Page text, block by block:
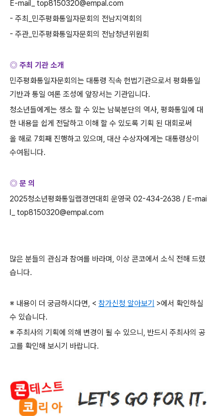
E-mail_ top8150320@empal.com
- 주최
민주평화통일자문회의 전남지역회의
- 주관 민주평화통일자문회의 전남청년위원회
◎ 주최 기관 소개
민주평화통일자문회의는 대통령 직속 헌법기관으로서 평화통일
기반과 통일 여론 조성에 앞장서는 기관입니다.
청소년들에게는 생소 할 수 있는 남북분단의 역사, 평화통일에 대
한 내용을 쉽게 전달하고 이해 할 수 있도록 기획 된 대회로써
올 해로 7회째 진행하고 있으며, 대산 수상자에게는 대통령상이
수여됩니다.
◎ 문 의
2025청소년평화통일랩경연대회 운영국 02-434-2638 / E-mai
l_ top8150320@empal.com
많은 분들의 관심과 참여를 바라며, 이상 콘코에서 소식 전해 드렸
습니다.
※ 내용이 더 궁금하시다면, < 참가신청 알아보기 >에서 확인하실
수 있습니다.
※ 주최사의 기획에 의해 변경이 될 수 있으니 , 반드시 주최사의 공
고를 확인해 보시기 바랍니다.